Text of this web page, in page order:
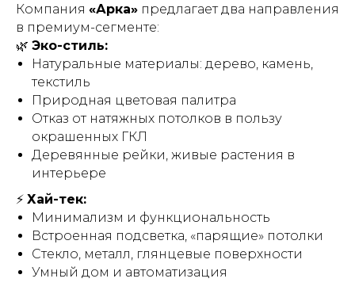
Компания «Арка» предлагает два направления
в премиум-сегменте:
🌿 Эко-стиль:
Натуральные материалы: дерево, камень,
текстиль
Природная цветовая палитра
Отказ от натяжных потолков в пользу
окрашенных ГКЛ
Деревянные рейки, живые растения в
интерьере
⚡ Хай-тек:
Минимализм и функциональность
Встроенная подсветка, «парящие» потолки
Стекло, металл, глянцевые поверхности
Умный дом и автоматизация